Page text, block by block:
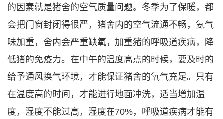
的因素就是猪舍的空气质量问题。冬季为了保暖，都
会把门窗封闭得很严，猪舍内的空气流通不畅，氨气
味加重，舍内会严重缺氧，加重猪的呼吸道疾病，降
低猪的免疫力。在中午的温度高点的时候，要及时的
给予通风换气环境，才能保证猪舍的氧气充足。只有
在温度高的时间，才能进行地面冲洗，适当增加温
度，湿度不能过高，湿度在70%，呼吸道疾病才能有